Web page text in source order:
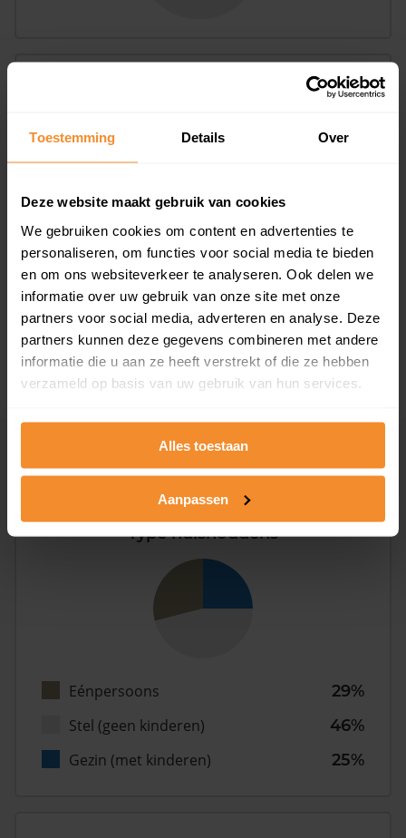
Toestemming Details Over
Deze website maakt gebruik van cookies
We gebruiken cookies om content en advertenties te
personaliseren, om functies voor social media te bieden
en om ons websiteverkeer te analyseren. Ook delen we
informatie over uw gebruik van onze site met onze
partners voor social media, adverteren en analyse. Deze
partners kunnen deze gegevens combineren met andere
informatie die u aan ze heeft verstrekt of die ze hebben
verzameld op basis van uw gebruik van hun services.
Alles toestaan
Aanpassen
T/m 1945
57%
1946 - 1980
26%
1981 - 2007
11%
2008 of later
6%
Type huishoudens
Eénpersoons
29%
Stel (geen kinderen)
46%
Gezin (met kinderen)
25%